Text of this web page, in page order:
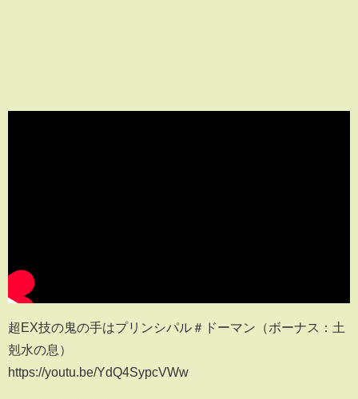
超EX技の鬼の手はプリンシパル＃ドーマン（ボーナス：土
剋水の息）
https://youtu.be/YdQ4SypcVWw